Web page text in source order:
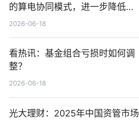
的算电协同模式，进一步降低网
络传输时延_最资讯
2026-06-18
看热讯：基金组合亏损时如何调
整？
2026-06-18
光大理财：2025年中国资管市场